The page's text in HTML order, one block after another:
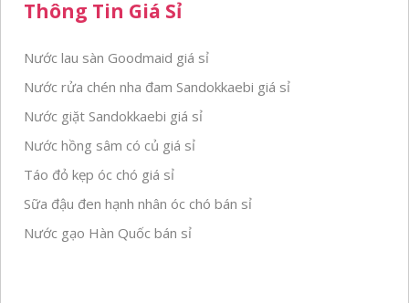
Thông Tin Giá Sỉ
Nước lau sàn Goodmaid giá sỉ
Nước rửa chén nha đam Sandokkaebi giá sỉ
Nước giặt Sandokkaebi giá sỉ
Nước hồng sâm có củ giá sỉ
Táo đỏ kẹp óc chó giá sỉ
Sữa đậu đen hạnh nhân óc chó bán sỉ
Nước gạo Hàn Quốc bán sỉ